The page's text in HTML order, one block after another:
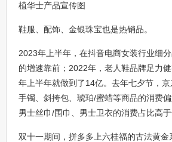
植华士产品宣传图
鞋服、配饰、金银珠宝也是热销品。
2023年上半年，在抖音电商女装行业细
的增速靠前；2022年，老人鞋品牌足力
年上半年就做到了14亿。去年七夕节，
手镯、斜挎包、琥珀/蜜蜡等商品的消费
男士丝巾/围巾、男士卫衣的消费占比高于
双十一期间，拼多多上六桂福的古法黄金